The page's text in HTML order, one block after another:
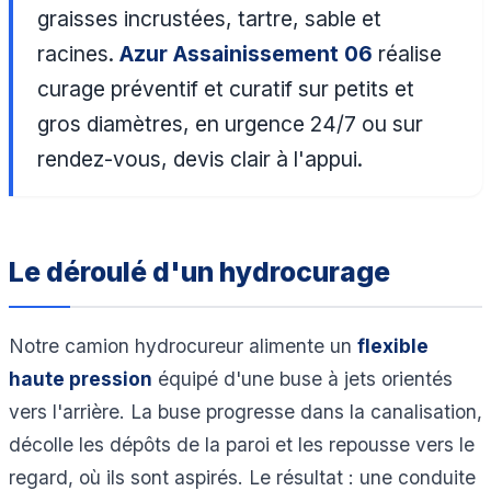
graisses incrustées, tartre, sable et
racines.Azur Assainissement 06 réalise
curage préventif et curatif sur petits et
gros diamètres, en urgence 24/7 ou sur
rendez-vous, devis clair à l'appui.
Le déroulé d'un hydrocurage
Notre camion hydrocureur alimente un flexible
haute pression équipé d'une buse à jets orientés
vers l'arrière. La buse progresse dans la canalisation,
décolle les dépôts de la paroi et les repousse vers le
regard, où ils sont aspirés. Le résultat : une conduite